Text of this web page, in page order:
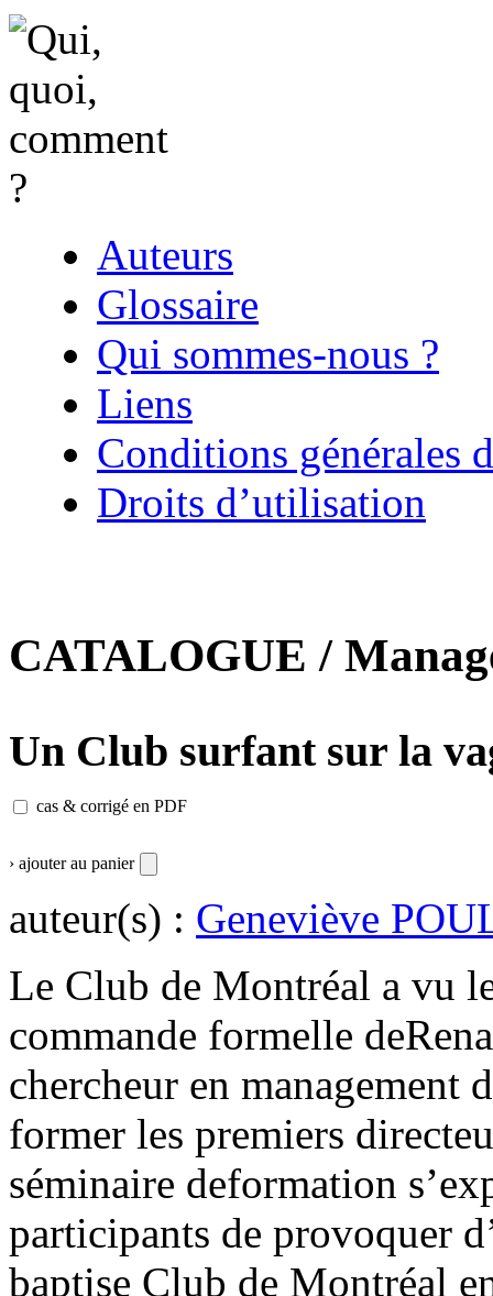
Auteurs
Glossaire
Qui sommes-nous ?
Liens
Conditions générales
Droits d’utilisation
CATALOGUE /
Un Club surfant sur la
cas & corrigé en PDF
› ajouter au panier
auteur(s) : Geneviève
Le Club de Montréal a vu
commande formelle
chercheur en
former les premiers
séminaire deformation
participants de provoquer
baptise Club de Montréal